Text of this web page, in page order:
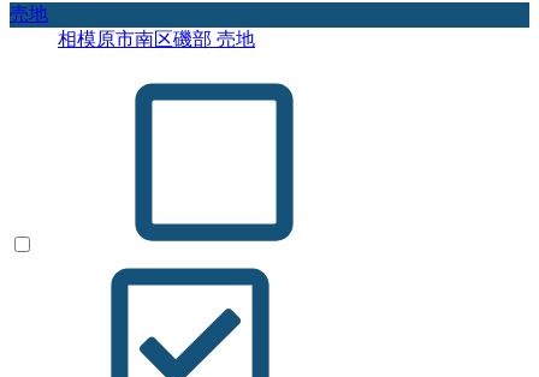
売地
相模原市南区磯部 売地